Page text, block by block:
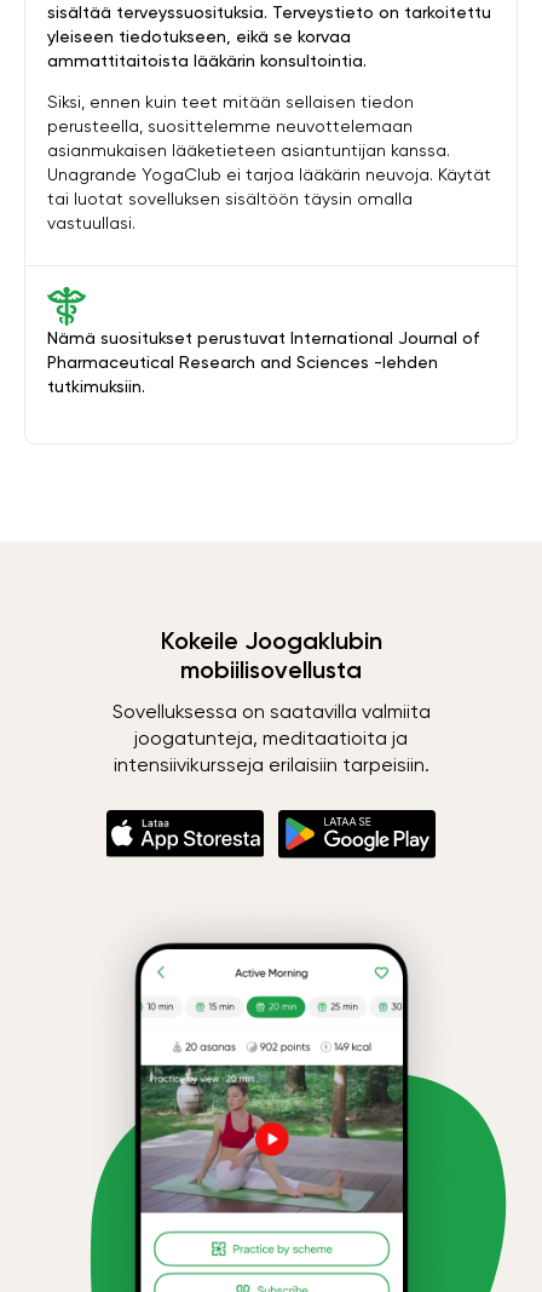
Nämä suositukset perustuvat International Journal of
Pharmaceutical Research and Sciences -lehden
tutkimuksiin.
sisältää terveyssuosituksia. Terveystieto on tarkoitettu
yleiseen tiedotukseen, eikä se korvaa
ammattitaitoista lääkärin konsultointia.
Siksi, ennen kuin teet mitään sellaisen tiedon
perusteella, suosittelemme neuvottelemaan
asianmukaisen lääketieteen asiantuntijan kanssa.
Unagrande YogaClub ei tarjoa lääkärin neuvoja. Käytät
tai luotat sovelluksen sisältöön täysin omalla
vastuullasi.
Kokeile Joogaklubin
mobiilisovellusta
Sovelluksessa on saatavilla valmiita
joogatunteja, meditaatioita ja
intensiivikursseja erilaisiin tarpeisiin.